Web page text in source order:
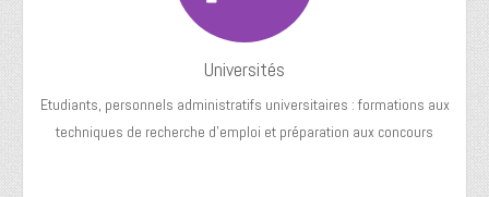
Universités
Etudiants, personnels administratifs universitaires : formations aux
techniques de recherche d’emploi et préparation aux concours